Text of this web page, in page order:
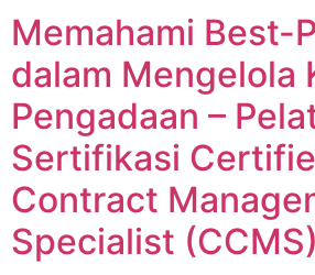
Memahami Best-
dalam Mengelola
Pengadaan –
Sertifikasi
Contract
Specialist